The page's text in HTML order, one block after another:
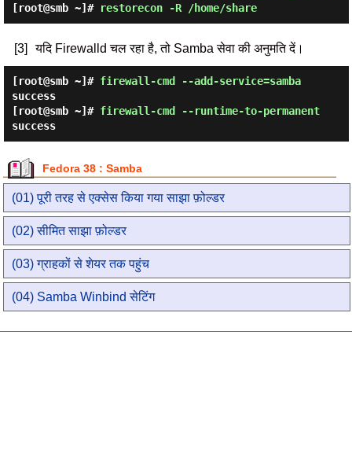
[root@smb ~]# restorecon -R /home/share
[3] यदि Firewalld चल रहा है, तो Samba सेवा की अनुमति दें।
[root@smb ~]# firewall-cmd --add-service=samba
success
[root@smb ~]# firewall-cmd --runtime-to-permanent
success
Fedora 38 : Samba
(01) पूरी तरह से एक्सेस किया गया साझा फ़ोल्डर
(02) सीमित साझा फ़ोल्डर
(03) ग्राहकों से शेयर तक पहुंच
(04) Samba Winbind सेटिंग